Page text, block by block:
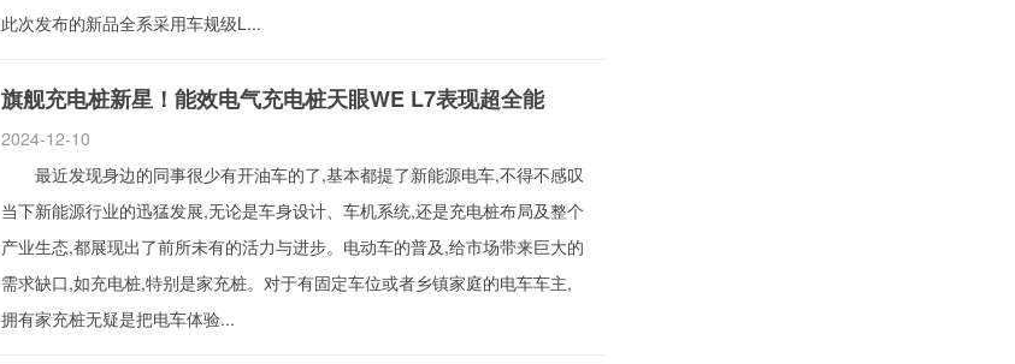
此次发布的新品全系采用车规级L...
旗舰充电桩新星！能效电气充电桩天眼WE L7表现超全能
2024-12-10
最近发现身边的同事很少有开油车的了,基本都提了新能源电车,不得不感叹
当下新能源行业的迅猛发展,无论是车身设计、车机系统,还是充电桩布局及整个
产业生态,都展现出了前所未有的活力与进步。电动车的普及,给市场带来巨大的
需求缺口,如充电桩,特别是家充桩。对于有固定车位或者乡镇家庭的电车车主,
拥有家充桩无疑是把电车体验...